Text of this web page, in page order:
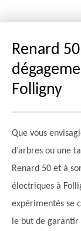
Renard
Folligny
Que vous
d’arbres ou une
Renard 50 et à
électriques à
expérimentés se
le but de